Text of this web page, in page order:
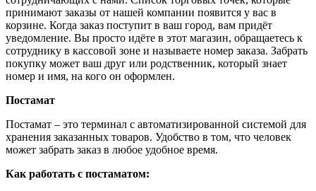
принимают заказы от нашей компании появится у вас в
корзине. Когда заказ поступит в ваш город, вам придёт
уведомление. Вы просто идёте в этот магазин, обращаетесь к
сотруднику в кассовой зоне и называете номер заказа. Забрать
покупку может ваш друг или родственник, который знает
номер и имя, на кого он оформлен.
Постамат
Постамат – это терминал с автоматизированной системой для
хранения заказанных товаров. Удобство в том, что человек
может забрать заказ в любое удобное время.
Как работать с постаматом: